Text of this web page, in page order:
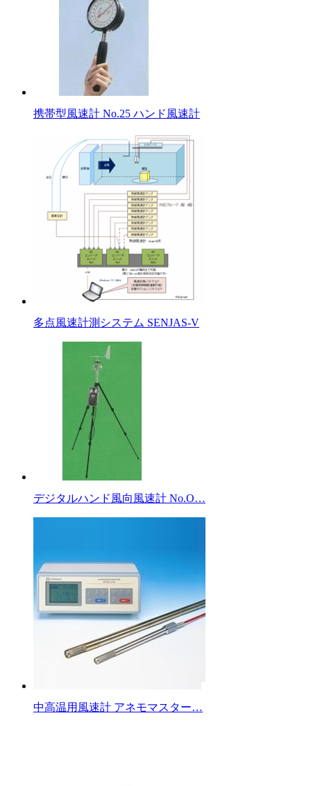
携帯型風速計 No.25 ハンド風速計
多点風速計測システム SENJAS-V
デジタルハンド風向風速計 No.O…
中高温用風速計 アネモマスター…